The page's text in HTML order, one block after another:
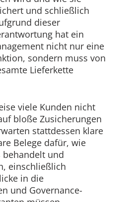
und schließlich
dieser
hat ein
nicht nur eine
sondern muss von
Lieferkette
viele Kunden nicht
bloße Zusicherungen
stattdessen klare
Belege dafür, wie
behandelt und
einschließlich
in die
und Governance-